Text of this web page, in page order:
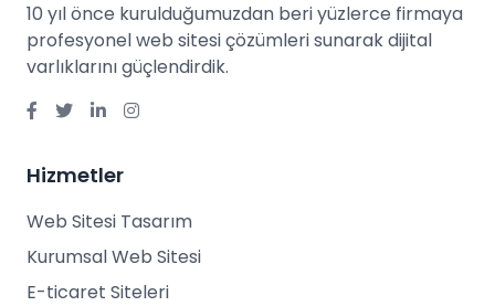
10 yıl önce kurulduğumuzdan beri yüzlerce firmaya
profesyonel web sitesi çözümleri sunarak dijital
varlıklarını güçlendirdik.
Hizmetler
Web Sitesi Tasarım
Kurumsal Web Sitesi
E-ticaret Siteleri